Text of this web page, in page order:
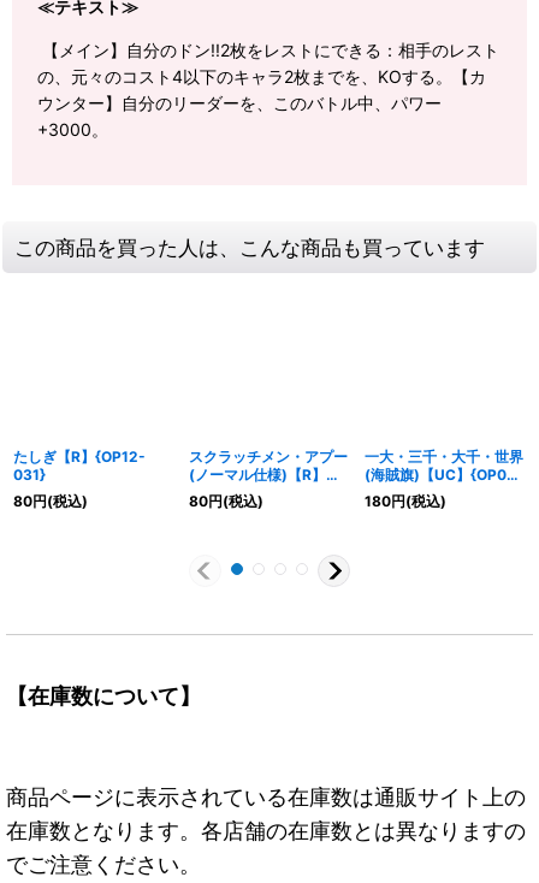
≪テキスト≫
【メイン】自分のドン!!2枚をレストにできる：相手のレスト
の、元々のコスト4以下のキャラ2枚までを、KOする。【カ
ウンター】自分のリーダーを、このバトル中、パワー
+3000。
この商品を買った人は、こんな商品も買っています
たしぎ【R】{OP12-
031}
80円(税込)
スクラッチメン・アプー
(ノーマル仕様)【R】
{EB01-015}
80円(税込)
一大・三千・大千・世界
(海賊旗)【UC】{OP06-
038}
180円(税込)
【在庫数について】
商品ページに表示されている在庫数は通販サイト上の
在庫数となります。各店舗の在庫数とは異なりますの
でご注意ください。